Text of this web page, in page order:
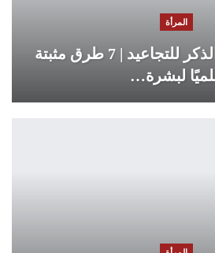
المرأة
فوائد زيت لبان الذكر للتجاعيد | 7 طرق مثبتة
لبشرة…